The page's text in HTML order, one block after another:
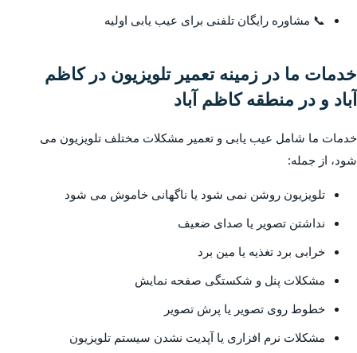
📞 مشاوره رایگان تلفنی برای عیب یابی اولیه
خدمات ما در زمینه تعمیر تلویزیون در کاظم
آباد و در منطقه کاظم آباد
خدمات ما شامل عیب یابی و تعمیر مشکلات مختلف تلویزیون می
شود، از جمله:
تلویزیون روشن نمی شود یا ناگهانی خاموش می شود
نداشتن تصویر یا صدای ضعیف
خرابی برد تغذیه یا مین برد
مشکلات پنل و شکستگی صفحه نمایش
خطوط روی تصویر یا پرش تصویر
مشکلات نرم افزاری یا آپدیت نشدن سیستم تلویزیون